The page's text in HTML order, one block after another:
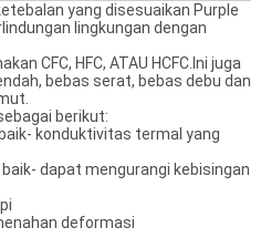
yang disesuaikan Purple
lingkungan dengan
CFC, HFC, ATAU HCFC.Ini juga
bebas serat, bebas debu dan
berikut:
konduktivitas termal yang
dapat mengurangi kebisingan
deformasi